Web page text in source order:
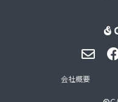
会社概要